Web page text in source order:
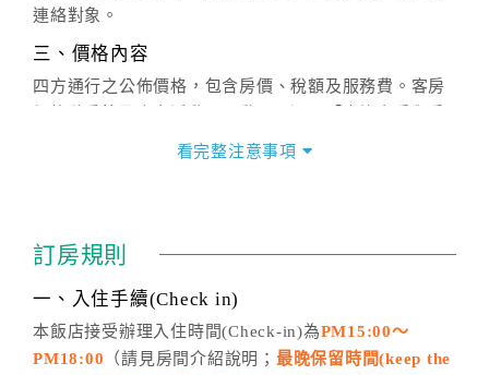
連絡對象。
三、價格內容
四方通行之公佈價格，包含房價、稅額及服務費。客房
價」之當日價格為標準。
話方式異動訂單。
※非客服時間之申辦異動，皆為次日計算及辦理。
五、客服時間
週一至週日，上午9:00～晚上6:00
看完整注意事項
訂房規則
一、入住手續(Check in)
本飯店接受辦理入住時間(Check-in)為PM15:00～
PM18:00 （請見房間介紹說明； 最晚保留時間(keep the